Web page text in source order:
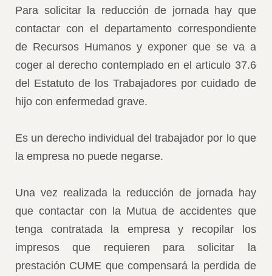
Para solicitar la reducción de jornada hay que
contactar con el departamento correspondiente
de Recursos Humanos y exponer que se va a
coger al derecho contemplado en el articulo 37.6
del Estatuto de los Trabajadores por cuidado de
hijo con enfermedad grave.
Es un derecho individual del trabajador por lo que
la empresa no puede negarse.
Una vez realizada la reducción de jornada hay
que contactar con la Mutua de accidentes que
tenga contratada la empresa y recopilar los
impresos que requieren para solicitar la
prestación CUME que compensará la perdida de